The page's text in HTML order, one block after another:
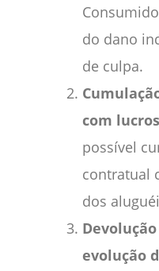
do dano
de culpa.
com
possível
contratual
dos
evolução